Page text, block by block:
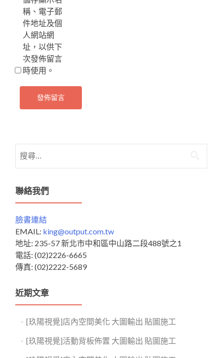
稱、電子郵
件地址及個
人網站網
址，以供下
次發佈留言
時使用。
尋
鍵
字:
聯絡我們
臉書連結
EMAIL: king@output.com.tw
地址: 235-57 新北市中和區中山路二段488號之1
電話: (02)2226-6665
傳真: (02)2222-5689
近期文章
[玖陽視覺]店內空間美化 大圖輸出 貼圖施工
[玖陽視覺]活動背板佈置 大圖輸出 貼圖施工